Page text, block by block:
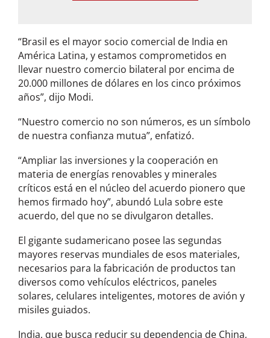
“Brasil es el mayor socio comercial de India en
América Latina, y estamos comprometidos en
llevar nuestro comercio bilateral por encima de
20.000 millones de dólares en los cinco próximos
años”, dijo Modi.
“Nuestro comercio no son números, es un símbolo
de nuestra confianza mutua”, enfatizó.
“Ampliar las inversiones y la cooperación en
materia de energías renovables y minerales
críticos está en el núcleo del acuerdo pionero que
hemos firmado hoy”, abundó Lula sobre este
acuerdo, del que no se divulgaron detalles.
El gigante sudamericano posee las segundas
mayores reservas mundiales de esos materiales,
necesarios para la fabricación de productos tan
diversos como vehículos eléctricos, paneles
solares, celulares inteligentes, motores de avión y
misiles guiados.
India, que busca reducir su dependencia de China,